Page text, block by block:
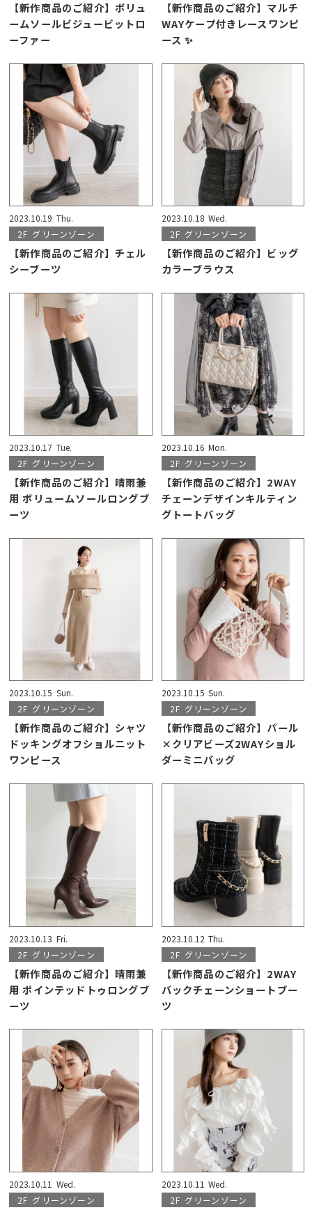
【新作商品のご紹介】ボリュ
ームソールビジュービットロ
ーファー
【新作商品のご紹介】マルチ
WAYケープ付きレースワンピ
ース ✨
2023.10.19 Thu.
2F グリーンゾーン
【新作商品のご紹介】チェル
シーブーツ
2023.10.18 Wed.
2F グリーンゾーン
【新作商品のご紹介】ビッグ
カラーブラウス
2023.10.17 Tue.
2F グリーンゾーン
【新作商品のご紹介】晴雨兼
用 ボリュームソールロングブ
ーツ
2023.10.16 Mon.
2F グリーンゾーン
【新作商品のご紹介】2WAY
チェーンデザインキルティン
グトートバッグ
2023.10.15 Sun.
2F グリーンゾーン
【新作商品のご紹介】シャツ
ドッキングオフショルニット
ワンピース
2023.10.15 Sun.
2F グリーンゾーン
【新作商品のご紹介】パール
×クリアビーズ2WAYショル
ダーミニバッグ
2023.10.13 Fri.
2F グリーンゾーン
【新作商品のご紹介】晴雨兼
用 ポインテッドトゥロングブ
ーツ
2023.10.12 Thu.
2F グリーンゾーン
【新作商品のご紹介】2WAY
バックチェーンショートブー
ツ
2023.10.11 Wed.
2F グリーンゾーン
2023.10.11 Wed.
2F グリーンゾーン